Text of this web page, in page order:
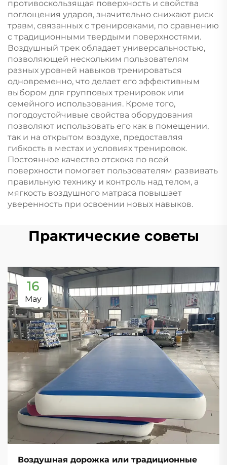
противоскользящая поверхность и свойства
поглощения ударов, значительно снижают риск
травм, связанных с тренировками, по сравнению
с традиционными твердыми поверхностями.
Воздушный трек обладает универсальностью,
позволяющей нескольким пользователям
разных уровней навыков тренироваться
одновременно, что делает его эффективным
выбором для групповых тренировок или
семейного использования. Кроме того,
погодоустойчивые свойства оборудования
позволяют использовать его как в помещении,
так и на открытом воздухе, предоставляя
гибкость в местах и условиях тренировок.
Постоянное качество отскока по всей
поверхности помогает пользователям развивать
правильную технику и контроль над телом, а
мягкость воздушного матраса повышает
уверенность при освоении новых навыков.
Практические советы
16
May
Воздушная дорожка или традиционные